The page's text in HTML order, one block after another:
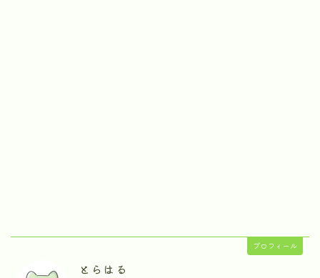
プロフィール
とらはる